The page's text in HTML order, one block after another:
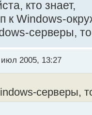
кто знает,
к Windows-
серверы, то
2005, 13:27
серверы,